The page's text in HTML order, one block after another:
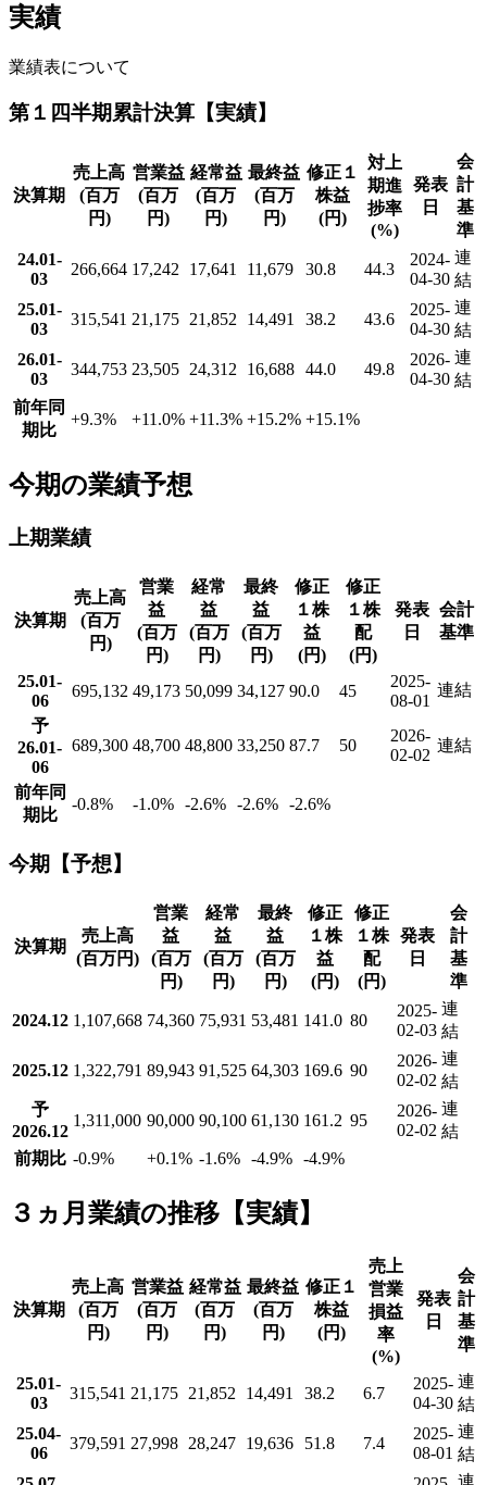
実績
業績表について
第１四半期累計決算【実績】
決算期
売上高
(百万
円)
営業益
(百万
円)
経常益
(百万
円)
最終益
(百万
円)
修正１
株益
(円)
対上
期進
捗率
(%)
発表
日
会
計
基
準
24.01-
03
266,664 17,242 17,641 11,679 30.8 44.3
2024-
04-30
連
結
25.01-
03
315,541 21,175 21,852 14,491 38.2 43.6
2025-
04-30
連
結
26.01-
03
344,753 23,505 24,312 16,688 44.0 49.8
2026-
04-30
連
結
前年同
期比
+9.3% +11.0% +11.3% +15.2% +15.1%
今期の業績予想
上期業績
決算期
売上高
(百万
円)
営業
益
(百万
円)
経常
益
(百万
円)
最終
益
(百万
円)
修正
１株
益
(円)
修正
１株
配
(円)
発表
日
会計
基準
25.01-
06
695,132 49,173 50,099 34,127 90.0 45
2025-
08-01
連結
予
26.01-
06
689,300 48,700 48,800 33,250 87.7 50
2026-
02-02
連結
前年同
期比
-0.8% -1.0% -2.6% -2.6% -2.6%
今期【予想】
決算期
売上高
(百万円)
営業
益
(百万
円)
経常
益
(百万
円)
最終
益
(百万
円)
修正
１株
益
(円)
修正
１株
配
(円)
発表
日
会
計
基
準
2024.12 1,107,668 74,360 75,931 53,481 141.0 80
2025-
02-03
連
結
2025.12 1,322,791 89,943 91,525 64,303 169.6 90
2026-
02-02
連
結
予
2026.12
1,311,000 90,000 90,100 61,130 161.2 95
2026-
02-02
連
結
前期比 -0.9% +0.1% -1.6% -4.9% -4.9%
３ヵ月業績の推移【実績】
決算期
売上高
(百万
円)
営業益
(百万
円)
経常益
(百万
円)
最終益
(百万
円)
修正１
株益
(円)
売上
営業
損益
率
(%)
発表
日
会
計
基
準
25.01-
03
315,541 21,175 21,852 14,491 38.2 6.7
2025-
04-30
連
結
25.04-
06
379,591 27,998 28,247 19,636 51.8 7.4
2025-
08-01
連
結
連